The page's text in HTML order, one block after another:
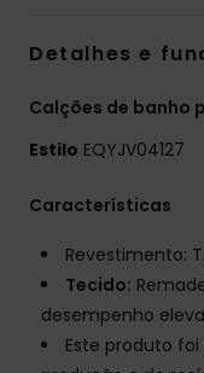
Detalhes e
Calções de banho
Estilo EQYJV04127
Características
Revestimento:
Tecido:
desempenho
Este produto